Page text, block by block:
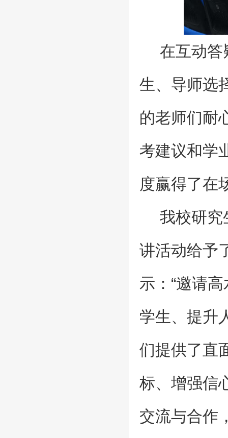
在互动答
生、导师选
的老师们耐
考建议和学
度赢得了在
我校研究
讲活动给予
示：“邀请
学生、提升
们提供了直
标、增强信
交流与合作